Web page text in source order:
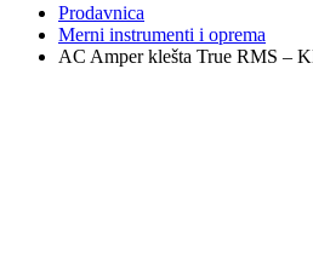
Prodavnica
Merni instrumenti i oprema
AC Amper klešta True RMS –